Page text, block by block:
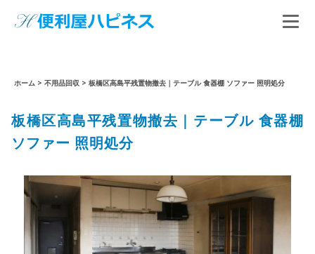
ホーム > 不用品回収 > 板橋区高島平残置物撤去｜テーブル 食器棚 ソファー 照明処分
板橋区高島平残置物撤去｜テーブル 食器棚
ソファー 照明処分